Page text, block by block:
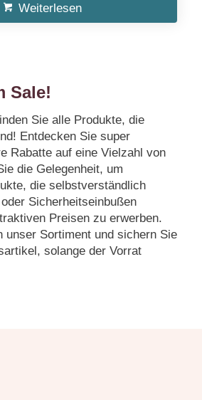
Sale!
Sie alle Produkte, die
Entdecken Sie super
Rabatte auf eine Vielzahl von
die Gelegenheit, um
die selbstverständlich
Sicherheitseinbußen
Preisen zu erwerben.
unser Sortiment und sichern Sie
solange der Vorrat
Weiterlesen